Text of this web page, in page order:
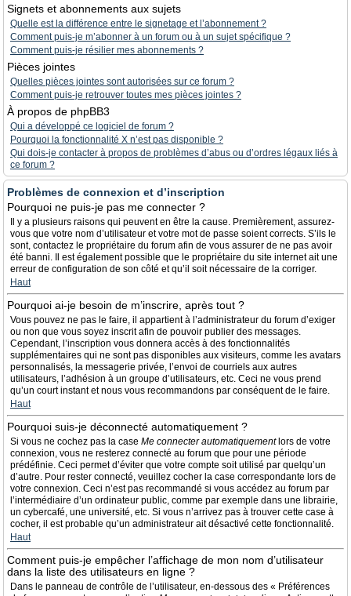
Signets et abonnements aux sujets
Quelle est la différence entre le signetage et l’abonnement ?
Comment puis-je m’abonner à un forum ou à un sujet spécifique ?
Comment puis-je résilier mes abonnements ?
Pièces jointes
Quelles pièces jointes sont autorisées sur ce forum ?
Comment puis-je retrouver toutes mes pièces jointes ?
À propos de phpBB3
Qui a développé ce logiciel de forum ?
Pourquoi la fonctionnalité X n’est pas disponible ?
Qui dois-je contacter à propos de problèmes d’abus ou d’ordres légaux liés à
ce forum ?
Problèmes de connexion et d’inscription
Pourquoi ne puis-je pas me connecter ?
Il y a plusieurs raisons qui peuvent en être la cause. Premièrement, assurez-
vous que votre nom d’utilisateur et votre mot de passe soient corrects. S’ils le
sont, contactez le propriétaire du forum afin de vous assurer de ne pas avoir
été banni. Il est également possible que le propriétaire du site internet ait une
erreur de configuration de son côté et qu’il soit nécessaire de la corriger.
Haut
Pourquoi ai-je besoin de m’inscrire, après tout ?
Vous pouvez ne pas le faire, il appartient à l’administrateur du forum d’exiger
ou non que vous soyez inscrit afin de pouvoir publier des messages.
Cependant, l’inscription vous donnera accès à des fonctionnalités
supplémentaires qui ne sont pas disponibles aux visiteurs, comme les avatars
personnalisés, la messagerie privée, l’envoi de courriels aux autres
utilisateurs, l’adhésion à un groupe d’utilisateurs, etc. Ceci ne vous prend
qu’un court instant et nous vous recommandons par conséquent de le faire.
Haut
Pourquoi suis-je déconnecté automatiquement ?
Si vous ne cochez pas la case Me connecter automatiquementlors de votre
connexion, vous ne resterez connecté au forum que pour une période
prédéfinie. Ceci permet d’éviter que votre compte soit utilisé par quelqu’un
d’autre. Pour rester connecté, veuillez cocher la case correspondante lors de
votre connexion. Ceci n’est pas recommandé si vous accédez au forum par
l’intermédiaire d’un ordinateur public, comme par exemple dans une librairie,
un cybercafé, une université, etc. Si vous n’arrivez pas à trouver cette case à
cocher, il est probable qu’un administrateur ait désactivé cette fonctionnalité.
Haut
Comment puis-je empêcher l’affichage de mon nom d’utilisateur
dans la liste des utilisateurs en ligne ?
Dans le panneau de contrôle de l’utilisateur, en-dessous des « Préférences